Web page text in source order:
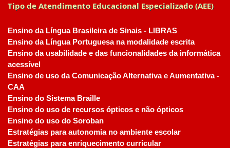
Tipo de Atendimento Educacional Especializado (AEE)
Ensino da Língua Brasileira de Sinais - LIBRAS
Ensino da Língua Portuguesa na modalidade escrita
Ensino da usabilidade e das funcionalidades da informática
acessível
Ensino de uso da Comunicação Alternativa e Aumentativa -
CAA
Ensino do Sistema Braille
Ensino do uso de recursos ópticos e não ópticos
Ensino do uso do Soroban
Estratégias para autonomia no ambiente escolar
Estratégias para enriquecimento curricular